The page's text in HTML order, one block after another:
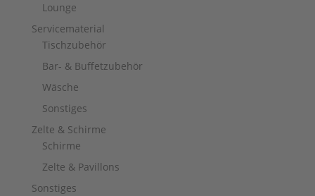
Lounge
Servicematerial
Tischzubehör
Bar- & Buffetzubehör
Wäsche
Sonstiges
Zelte & Schirme
Schirme
Zelte & Pavillons
Sonstiges